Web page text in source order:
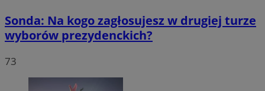
Sonda: Na kogo zagłosujesz w drugiej turze
wyborów prezydenckich?
73